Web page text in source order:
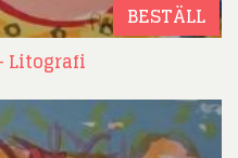
BESTÄLL
Litografi